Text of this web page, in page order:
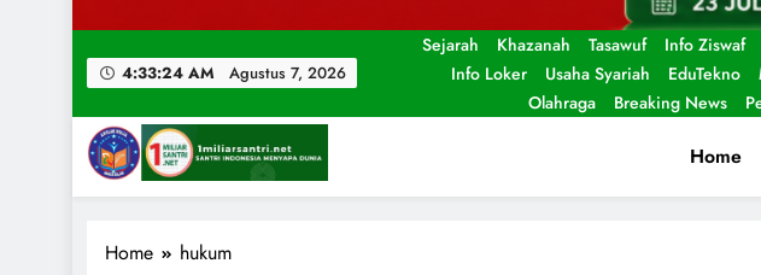
4:33:25 AM Agustus 7, 2026
Sejarah Khazanah Tasawuf Info Ziswaf
Info Loker
Usaha Syariah EduTekno
Olahraga
Breaking News
1miliarsantri.net
Home
Home hukum